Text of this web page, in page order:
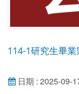
114-1研究生畢
日期 : 2025-09-